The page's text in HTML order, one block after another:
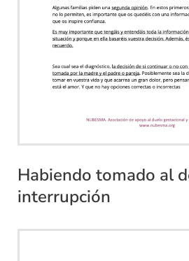
Habiendo tomado al
interrupción